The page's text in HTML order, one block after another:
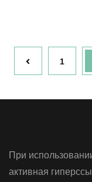
Навигация
по
1
При
активная